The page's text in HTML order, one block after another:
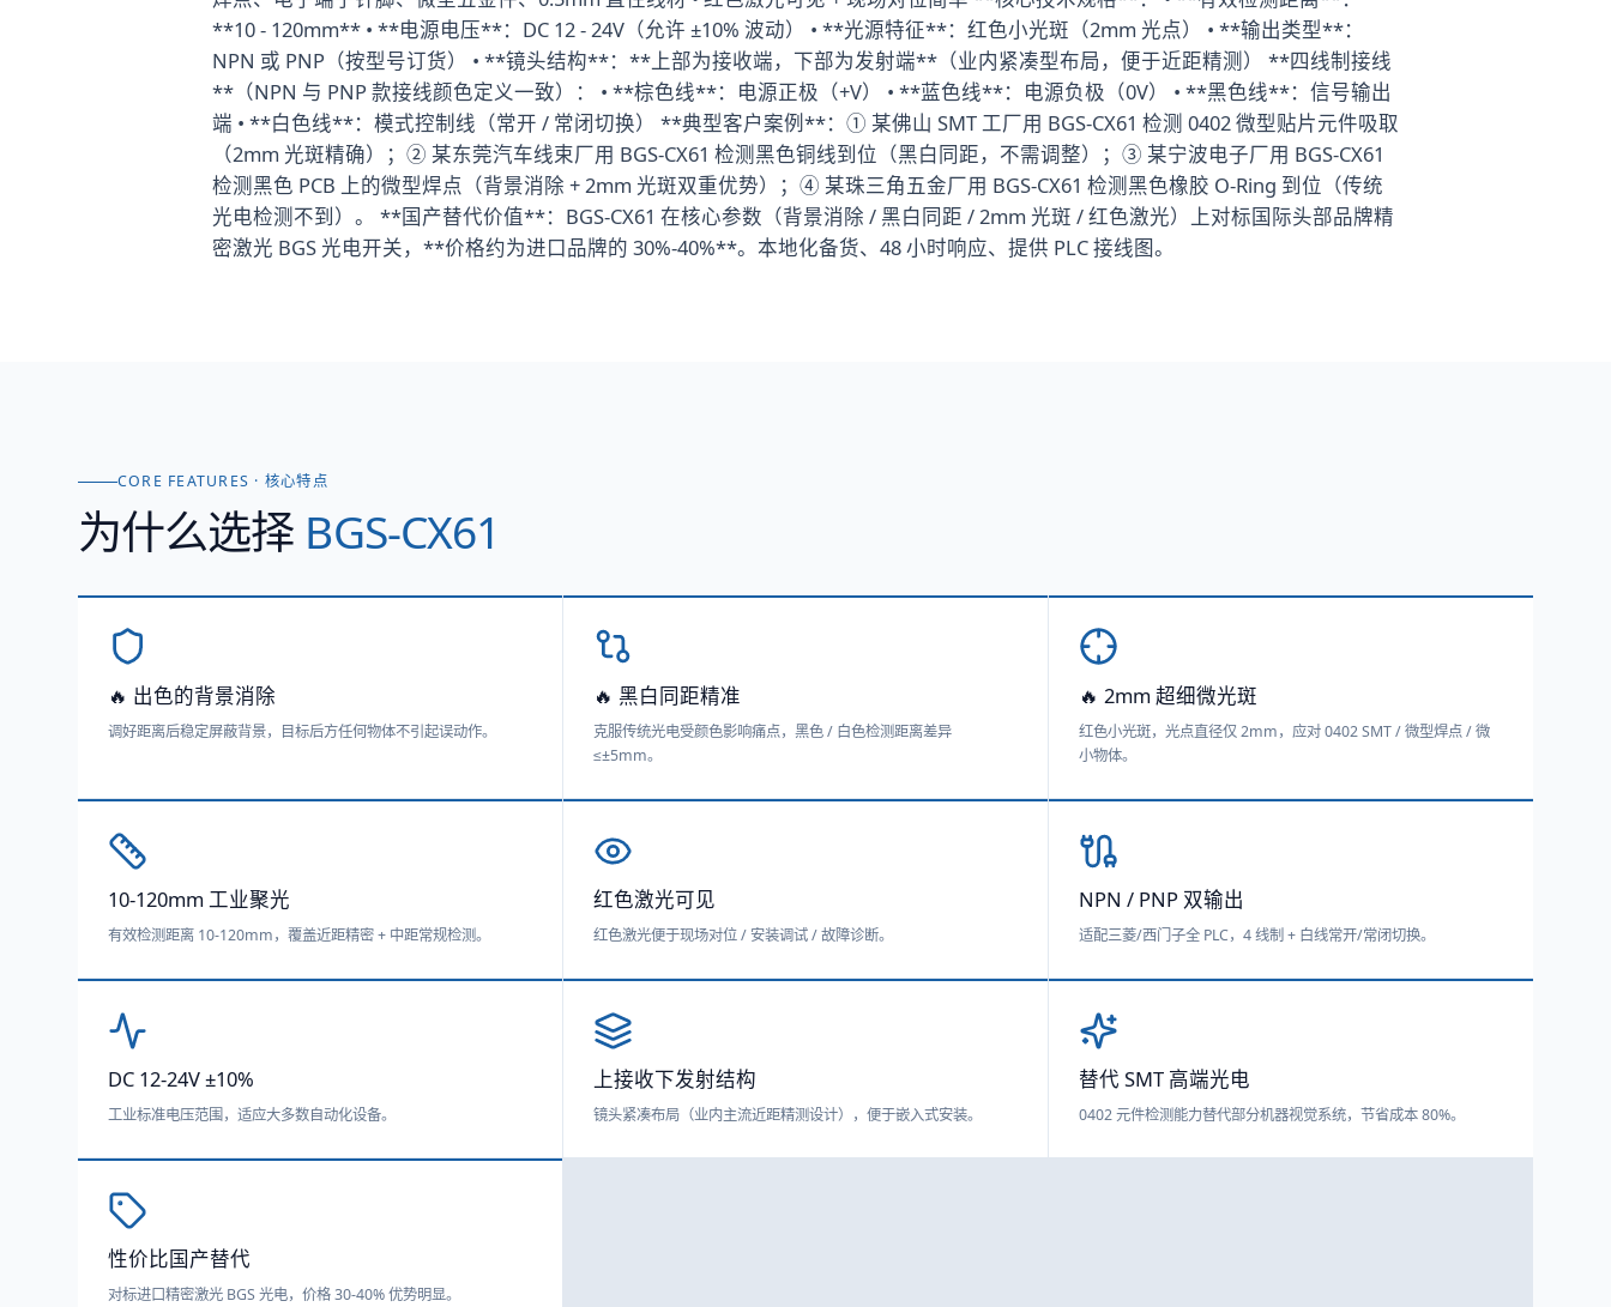
**10 - 120mm** • **电源电压**：DC 12 - 24V（允许 ±10% 波动） • **光源特征**：红色小光斑（2mm 光点） • **输出类型**：
NPN 或 PNP（按型号订货） • **镜头结构**：**上部为接收端，下部为发射端**（业内紧凑型布局，便于近距精测） **四线制接线
**（NPN 与 PNP 款接线颜色定义一致）： • **棕色线**：电源正极（+V） • **蓝色线**：电源负极（0V） • **黑色线**：信号输出
端 • **白色线**：模式控制线（常开 / 常闭切换） **典型客户案例**：① 某佛山 SMT 工厂用 BGS-CX61 检测 0402 微型贴片元件吸取
（2mm 光斑精确）；② 某东莞汽车线束厂用 BGS-CX61 检测黑色铜线到位（黑白同距，不需调整）；③ 某宁波电子厂用 BGS-CX61
检测黑色 PCB 上的微型焊点（背景消除 + 2mm 光斑双重优势）；④ 某珠三角五金厂用 BGS-CX61 检测黑色橡胶 O-Ring 到位（传统
光电检测不到）。 **国产替代价值**：BGS-CX61 在核心参数（背景消除 / 黑白同距 / 2mm 光斑 / 红色激光）上对标国际头部品牌精
密激光 BGS 光电开关，**价格约为进口品牌的 30%-40%**。本地化备货、48 小时响应、提供 PLC 接线图。
CORE FEATURES · 核心特点
为什么选择 BGS-CX61
🔥 出色的背景消除
调好距离后稳定屏蔽背景，目标后方任何物体不引起误动作。
🔥 黑白同距精准
克服传统光电受颜色影响痛点，黑色 / 白色检测距离差异
≤±5mm。
🔥 2mm 超细微光斑
红色小光斑，光点直径仅 2mm，应对 0402 SMT / 微型焊点 / 微
小物体。
10-120mm 工业聚光
有效检测距离 10-120mm，覆盖近距精密 + 中距常规检测。
红色激光可见
红色激光便于现场对位 / 安装调试 / 故障诊断。
NPN / PNP 双输出
适配三菱/西门子全 PLC，4 线制 + 白线常开/常闭切换。
DC 12-24V ±10%
工业标准电压范围，适应大多数自动化设备。
上接收下发射结构
镜头紧凑布局（业内主流近距精测设计），便于嵌入式安装。
替代 SMT 高端光电
0402 元件检测能力替代部分机器视觉系统，节省成本 80%。
性价比国产替代
对标进口精密激光 BGS 光电，价格 30-40% 优势明显。